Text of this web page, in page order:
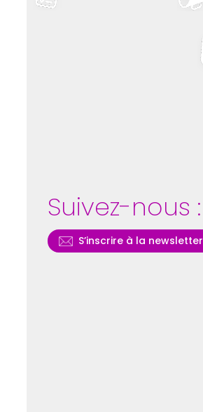
Suivez-nous :
S’inscrire à la newsletter